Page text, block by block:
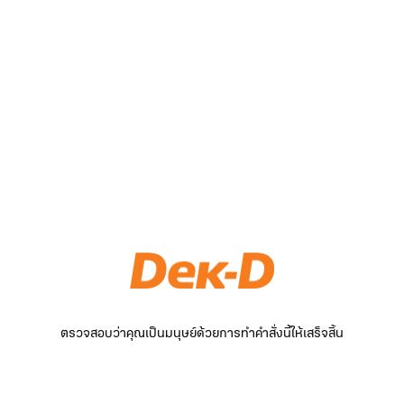
ตรวจสอบว่าคุณเป็นมนุษย์ด้วยการทำคำสั่งนี้ให้เสร็จสิ้น